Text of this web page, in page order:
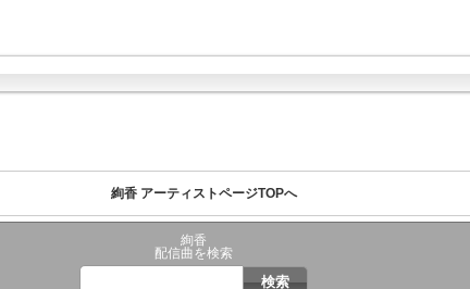
絢香 アーティストページTOPへ
絢香
配信曲を検索